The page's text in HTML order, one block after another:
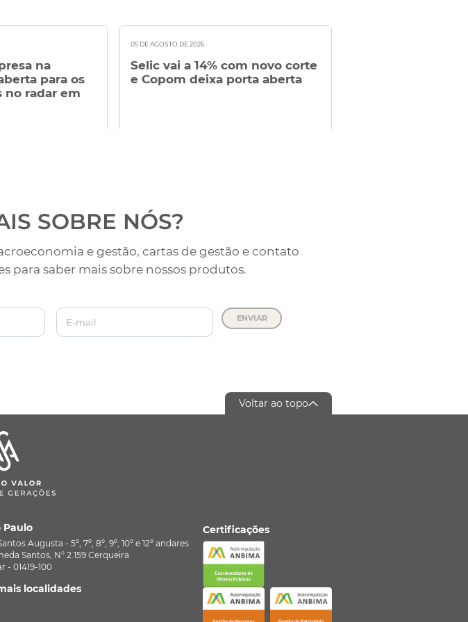
na
para os
no radar em
05 DE AGOSTO DE 2026
Selic vai a 14% com novo corte
e Copom deixa porta aberta
SOBRE NÓS?
e gestão, cartas de gestão e contato
para saber mais sobre nossos produtos.
E-mail ENVIAR
Voltar ao topo
Paulo
Augusta - 5º, 7º, 8º, 9º, 10º e 12º andares
Santos, N° 2.159 Cerqueira
- 01419-100
localidades
Certificações